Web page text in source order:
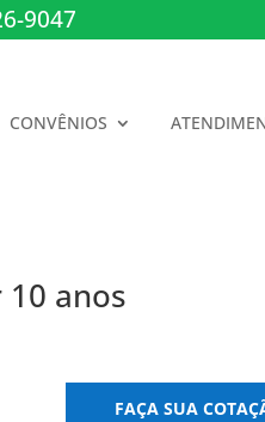
9047
CONVÊNIOS
anos
FAÇA SUA